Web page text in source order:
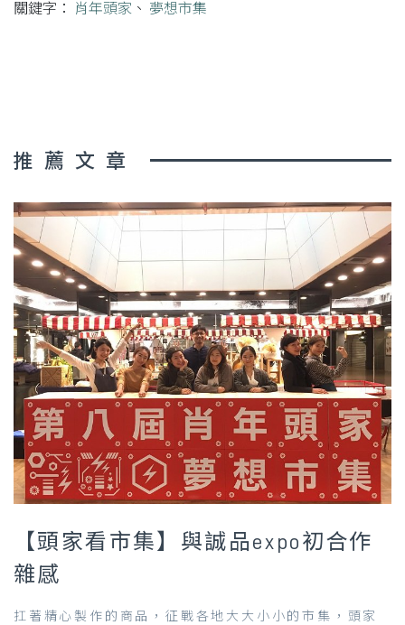
關鍵字： 肖年頭家 、 夢想市集
推薦文章
【頭家看市集】與誠品expo初合作
雜感
扛著精心製作的商品，征戰各地大大小小的市集，頭家